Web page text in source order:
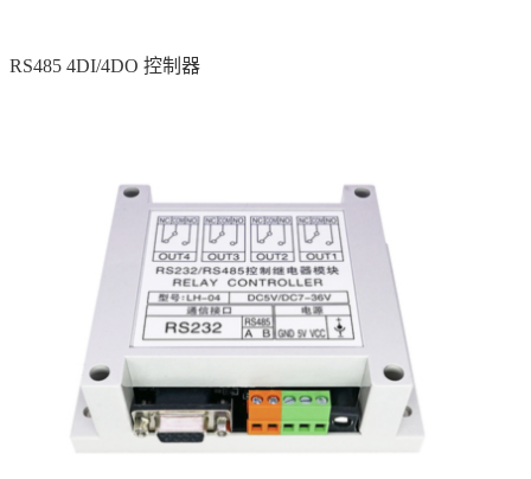
RS485 4DI/4DO 控制器